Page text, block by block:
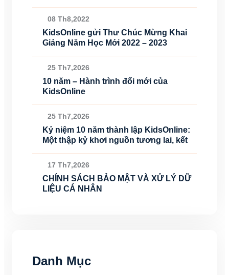
08 Th8,2022
KidsOnline gửi Thư Chúc Mừng Khai
Giảng Năm Học Mới 2022 – 2023
25 Th7,2026
10 năm – Hành trình đổi mới của
KidsOnline
25 Th7,2026
Kỷ niệm 10 năm thành lập KidsOnline:
Một thập kỷ khơi nguồn tương lai, kết
17 Th7,2026
CHÍNH SÁCH BẢO MẬT VÀ XỬ LÝ DỮ
LIỆU CÁ NHÂN
Danh Mục